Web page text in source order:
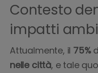
Contesto
impatti
Attualmente, il 75%
nelle città, e tale